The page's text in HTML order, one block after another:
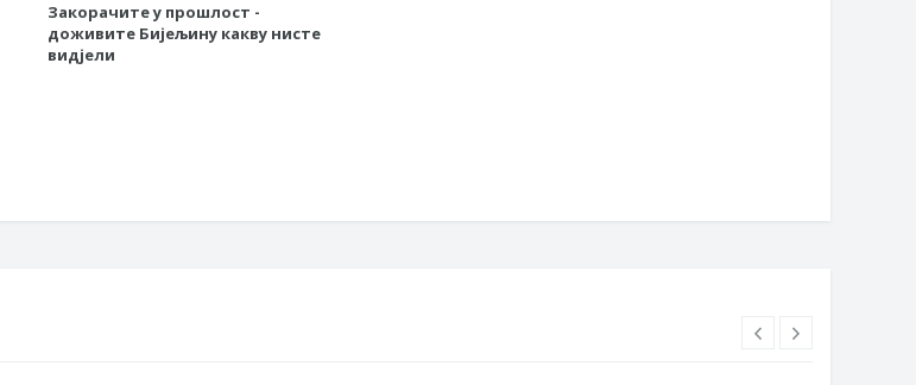
Закорачите у прошлост -
доживите Бијељину какву нисте
видјели